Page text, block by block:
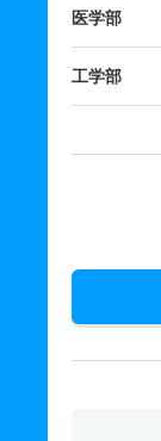
医学部
工学部